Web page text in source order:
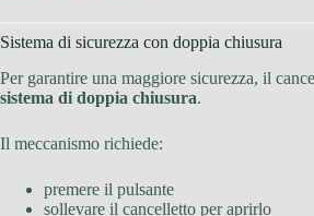
Sistema di sicurezza con doppia chiusura
Per garantire una maggiore sicurezza, il
sistema di doppia chiusura.
Il meccanismo richiede:
premere il pulsante
sollevare il cancelletto per aprirlo